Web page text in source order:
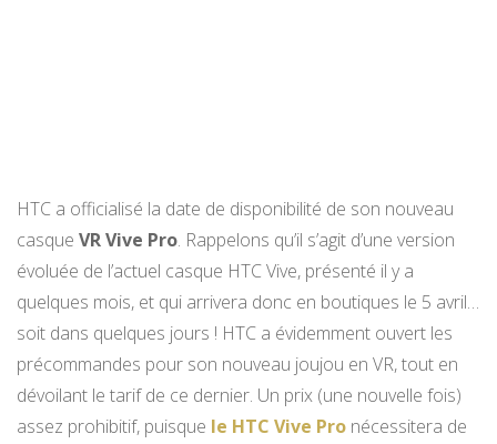
HTC a officialisé la date de disponibilité de son nouveau
casque VR Vive Pro. Rappelons qu’il s’agit d’une version
évoluée de l’actuel casque HTC Vive, présenté il y a
quelques mois, et qui arrivera donc en boutiques le 5 avril…
soit dans quelques jours ! HTC a évidemment ouvert les
précommandes pour son nouveau joujou en VR, tout en
dévoilant le tarif de ce dernier. Un prix (une nouvelle fois)
assez prohibitif, puisque le HTC Vive Pro nécessitera de